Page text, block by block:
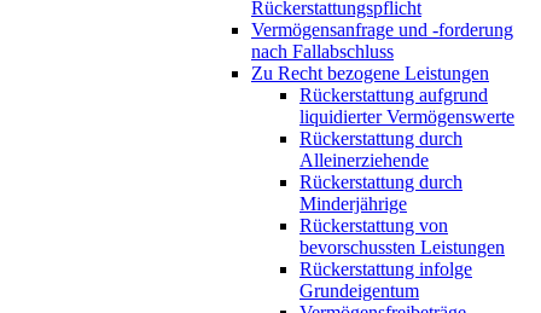
Rückerstattungspflicht
Vermögensanfrage und -forderung
nach Fallabschluss
Zu Recht bezogene Leistungen
Rückerstattung aufgrund
liquidierter Vermögenswerte
Rückerstattung durch
Alleinerziehende
Rückerstattung durch
Minderjährige
Rückerstattung von
bevorschussten Leistungen
Rückerstattung infolge
Grundeigentum